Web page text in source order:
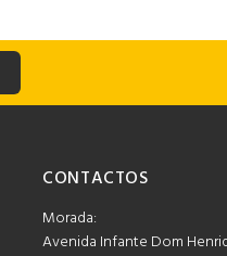
CONTACTOS
Morada:
Avenida Infante Dom